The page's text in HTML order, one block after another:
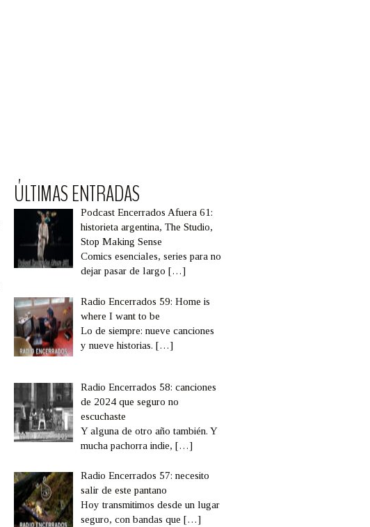
ÚLTIMAS ENTRADAS
Podcast Encerrados Afuera 61:
historieta argentina, The Studio,
Stop Making Sense
Comics esenciales, series para no
dejar pasar de largo[…]
Radio Encerrados 59: Home is
where I want to be
Lo de siempre: nueve canciones
y nueve historias.[…]
Radio Encerrados 58: canciones
de 2024 que seguro no
escuchaste
Y alguna de otro año también. Y
mucha pachorra indie,[…]
Radio Encerrados 57: necesito
salir de este pantano
Hoy transmitimos desde un lugar
seguro, con bandas que[…]